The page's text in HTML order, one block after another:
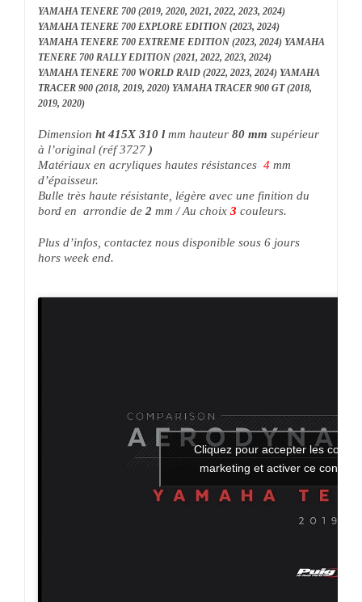
YAMAHA TENERE 700 (2019, 2020, 2021, 2022, 2023, 2024)
YAMAHA TENERE 700 EXPLORE EDITION (2023, 2024)
YAMAHA TENERE 700 EXTREME EDITION (2023, 2024) YAMAHA
TENERE 700 RALLY EDITION (2021, 2022, 2023, 2024)
YAMAHA TENERE 700 WORLD RAID (2022, 2023, 2024) YAMAHA
TRACER 900 (2018, 2019, 2020) YAMAHA TRACER 900 GT (2018,
2019, 2020)
Dimension ht 415X 310 lmm hauteur 80 mm supérieur
à l’original (réf 3727)
Matériaux en acryliques hautes résistances
4 mm
d’épaisseur.
Bulle très haute résistante, légère avec une finition du
bord en arrondie de 2 mm / Au choix 3 couleurs.
Plus d’infos, contactez nous disponible sous 6 jours
hors week end.
Cliquez pour accepter les
marketing et activer ce contenu